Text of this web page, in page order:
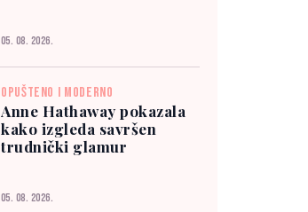
05. 08. 2026.
OPUŠTENO I MODERNO
Anne Hathaway pokazala
kako izgleda savršen
trudnički glamur
05. 08. 2026.